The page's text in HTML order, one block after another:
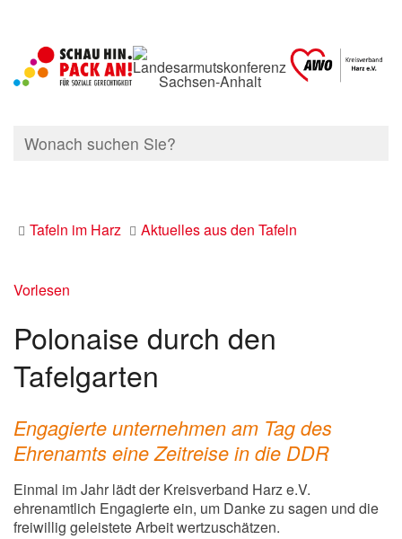
Tafeln im Harz Aktuelles aus den Tafeln
Vorlesen
Polonaise durch den
Tafelgarten
Engagierte unternehmen am Tag des
Ehrenamts eine Zeitreise in die DDR
Einmal im Jahr lädt der Kreisverband Harz e.V.
ehrenamtlich Engagierte ein, um Danke zu sagen und die
freiwillig geleistete Arbeit wertzuschätzen.